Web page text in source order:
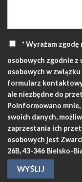
* Wyrażam
osobowych zgodnie z
osobowych w
formularz
ale niezbędne do
Poinformowano mnie,
swoich danych,
zaprzestania ich
osobowych jest
26B, 43-346 Bielsko-